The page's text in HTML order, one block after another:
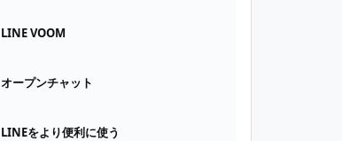
LINE VOOM
オープンチャット
LINEをより便利に使う